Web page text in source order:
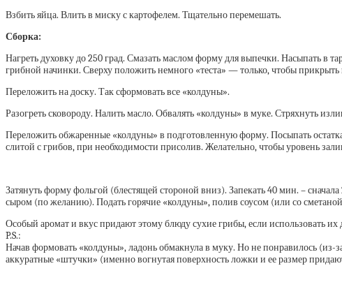
Взбить яйца. Влить в миску с картофелем. Тщательно перемешать.
Сборка:
Нагреть духовку до 250 град. Смазать маслом форму для выпечки. Насыпать в
грибной начинки. Сверху положить немного «теста» — только, чтобы
Переложить на доску. Так сформовать все «колдуны».
Разогреть сковороду. Налить масло. Обвалять «колдуны» в муке. Стряхнуть
Переложить обжаренные «колдуны» в подготовленную форму. Посыпать
слитой с грибов, при необходимости присолив. Желательно, чтобы уровень
Затянуть форму фольгой (блестящей стороной вниз). Запекать 40 мин. –
сыром (по желанию). Подать горячие «колдуны», полив соусом (или со
Особый аромат и вкус придают этому блюду сухие грибы, если использовать их
P.S.:
Начав формовать «колдуны», ладонь обмакнула в муку. Но не понравилось
аккуратные «штучки» (именно вогнутая поверхность ложки и ее размер